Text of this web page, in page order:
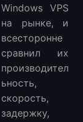
Еще больше VPS
Windows VPS
на рынке, и
всесторонне
сравнил их
производител
ьность,
скорость,
задержку,